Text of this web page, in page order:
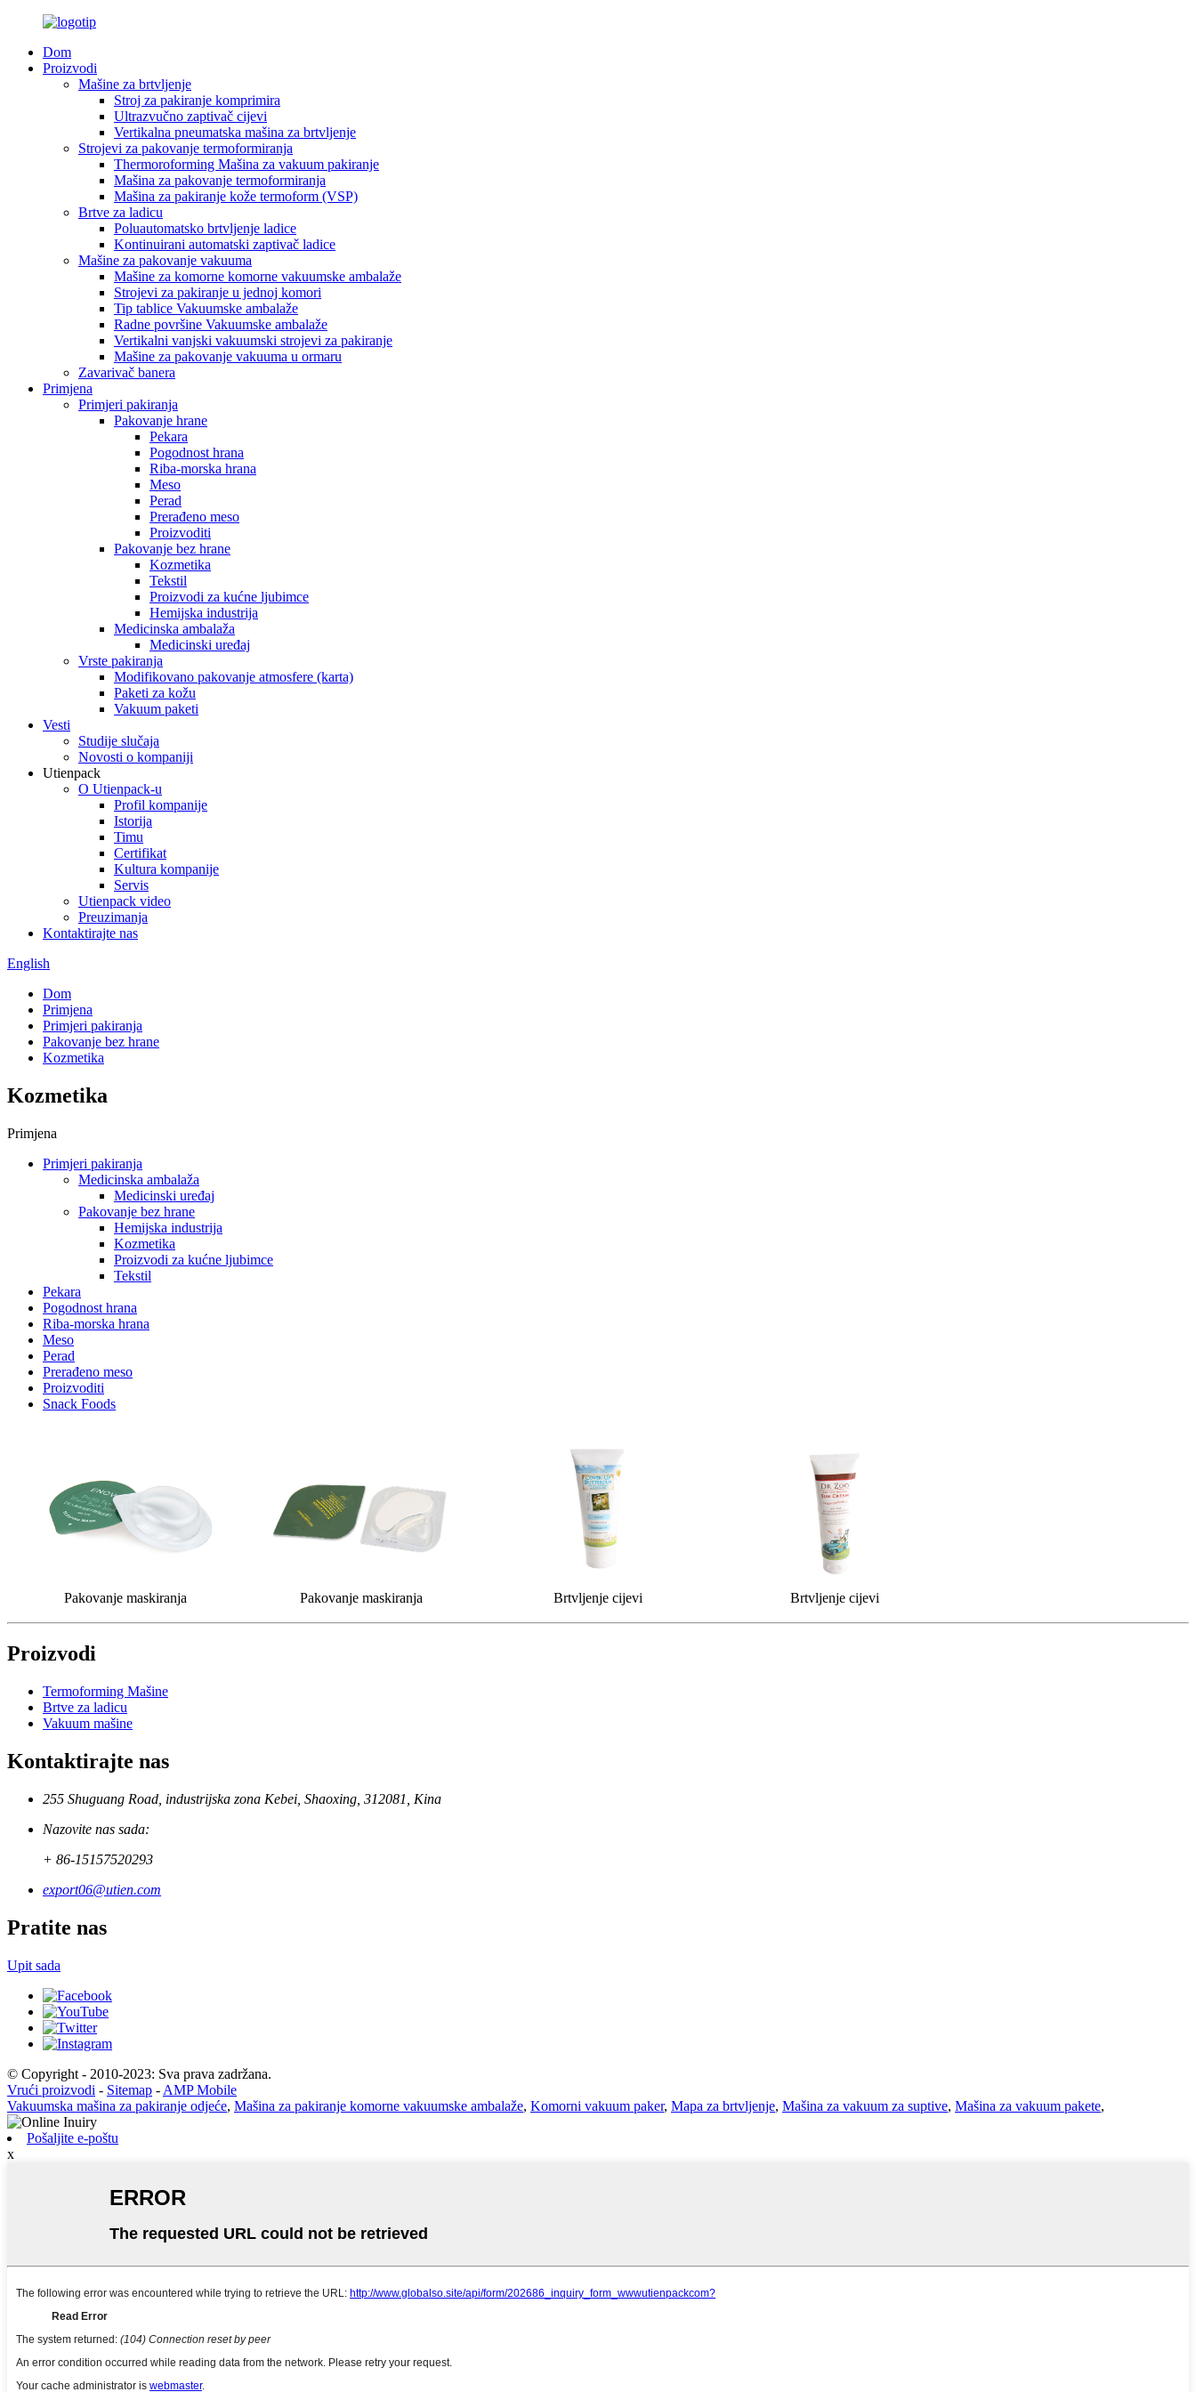
Dom
Proizvodi
Mašine za brtvljenje
Stroj za pakiranje komprimira
Ultrazvučno zaptivač cijevi
Vertikalna pneumatska mašina za brtvljenje
Strojevi za pakovanje termoformiranja
Thermoroforming Mašina za vakuum pakiranje
Mašina za pakovanje termoformiranja
Mašina za pakiranje kože termoform (VSP)
Brtve za ladicu
Poluautomatsko brtvljenje ladice
Kontinuirani automatski zaptivač ladice
Mašine za pakovanje vakuuma
Mašine za komorne komorne vakuumske ambalaže
Strojevi za pakiranje u jednoj komori
Tip tablice Vakuumske ambalaže
Radne površine Vakuumske ambalaže
Vertikalni vanjski vakuumski strojevi za pakiranje
Mašine za pakovanje vakuuma u ormaru
Zavarivač banera
Primjena
Primjeri pakiranja
Pakovanje hrane
Pekara
Pogodnost hrana
Riba-morska hrana
Meso
Perad
Prerađeno meso
Proizvoditi
Pakovanje bez hrane
Kozmetika
Tekstil
Proizvodi za kućne ljubimce
Hemijska industrija
Medicinska ambalaža
Medicinski uređaj
Vrste pakiranja
Modifikovano pakovanje atmosfere (karta)
Paketi za kožu
Vakuum paketi
Vesti
Studije slučaja
Novosti o kompaniji
Utienpack
O Utienpack-u
Profil kompanije
Istorija
Timu
Certifikat
Kultura kompanije
Servis
Utienpack video
Preuzimanja
Kontaktirajte nas
English
Dom
Primjena
Primjeri pakiranja
Pakovanje bez hrane
Kozmetika
Kozmetika
Primjena
Primjeri pakiranja
Medicinska ambalaža
Medicinski uređaj
Pakovanje bez hrane
Hemijska industrija
Kozmetika
Proizvodi za kućne ljubimce
Tekstil
Pekara
Pogodnost hrana
Riba-morska hrana
Meso
Perad
Prerađeno meso
Proizvoditi
Snack Foods
Pakovanje maskiranja Pakovanje maskiranja Brtvljenje cijevi Brtvljenje cijevi
Proizvodi
Termoforming Mašine
Brtve za ladicu
Vakuum mašine
Kontaktirajte nas
255 Shuguang Road, industrijska zona Kebei, Shaoxing, 312081, Kina
Nazovite nas sada:
+ 86-15157520293
export06@utien.com
Pratite nas
Upit sada
© Copyright - 2010-2023: Sva prava zadržana.
Vrući proizvodi - Sitemap - AMP Mobile
Vakuumska mašina za pakiranje odjeće, Mašina za pakiranje komorne vakuumske ambalaže, Komorni vakuum paker, Mapa za brtvljenje, Mašina za vakuum za suptive, Mašina za vakuum pakete,
Pošaljite e-poštu
x